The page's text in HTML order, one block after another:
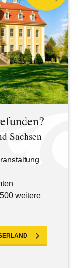
Sachsen
weitere